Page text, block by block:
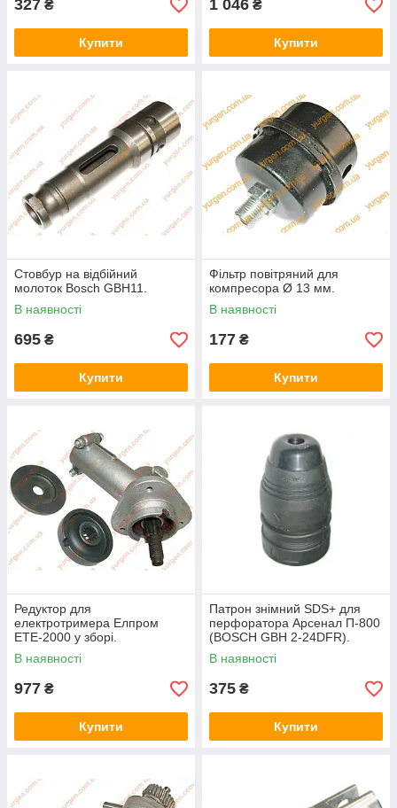
327 ₴
Купити
1 046 ₴
Купити
Стовбур на відбійний
молоток Bosch GBH11.
В наявності
695 ₴
Купити
Фільтр повітряний для
компресора Ø 13 мм.
В наявності
177 ₴
Купити
Редуктор для
електротримера Елпром
ЕТЕ-2000 у зборі.
В наявності
977 ₴
Купити
Патрон знімний SDS+ для
перфоратора Арсенал П-800
(BOSCH GBH 2-24DFR).
В наявності
375 ₴
Купити